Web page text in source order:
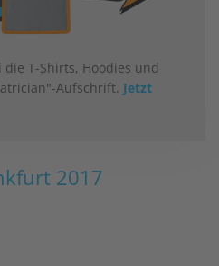
T-Shirts, Hoodies und
Aufschrift. Jetzt
2017